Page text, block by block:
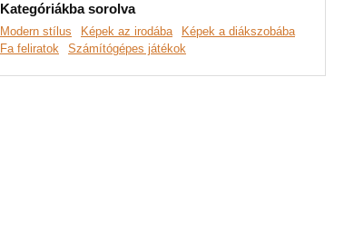
Kategóriákba sorolva
Modern stílus Képek az irodába
Képek a diákszobába
Fa feliratok
Számítógépes játékok